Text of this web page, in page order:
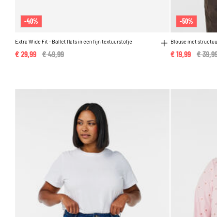
-40%
Extra Wide Fit - Ballet flats in een fijn textuurstofje
Price reduced from
€ 49,99
€ 29,99
-50%
Blouse met
Price
€
€ 19,99